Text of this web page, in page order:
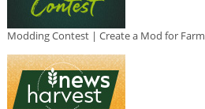
Modding Contest | Create a Mod for